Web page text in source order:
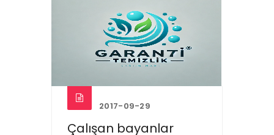
2017-09-29
Çalışan bayanlar